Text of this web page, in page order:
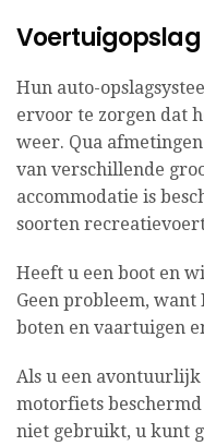
Voertuigopslag
Hun auto-
ervoor te zorgen dat
weer. Qua
van verschillende
accommodatie is
soorten
Heeft u een boot en
Geen probleem, want
boten en vaartuigen
Als u een
motorfiets
niet gebruikt, u kunt